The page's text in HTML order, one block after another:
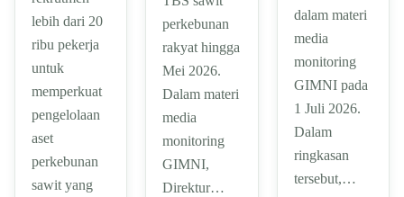
lebih dari 20
ribu pekerja
untuk
memperkuat
pengelolaan
aset
perkebunan
sawit yang
perkebunan
rakyat hingga
Mei 2026.
Dalam materi
media
monitoring
GIMNI,
Direktur…
dalam materi
media
monitoring
GIMNI pada
1 Juli 2026.
Dalam
ringkasan
tersebut,…